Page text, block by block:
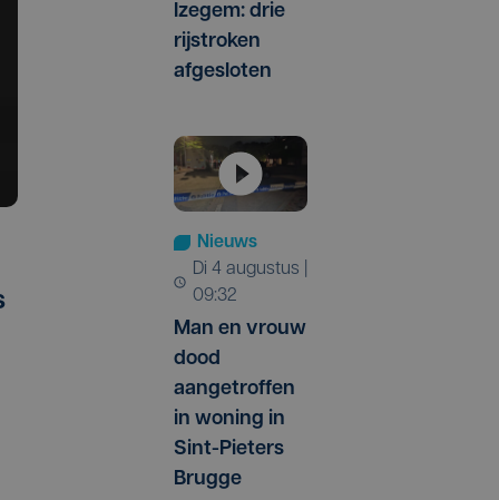
Izegem: drie
rijstroken
afgesloten
Nieuws
di 4 augustus |
09:32
Man en vrouw
dood
aangetroffen
in woning in
Sint-Pieters
Brugge